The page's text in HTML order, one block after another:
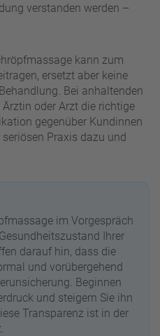
verstanden werden –
kann zum
ersetzt aber keine
Bei anhaltenden
oder Arzt die richtige
gegenüber Kundinnen
Praxis dazu und
im Vorgespräch
Ihrer
darauf hin, dass die
und vorübergehend
Beginnen
und steigern Sie ihn
Transparenz ist in der